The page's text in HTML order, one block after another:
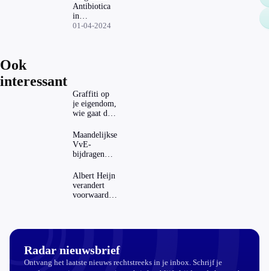
Antibiotica
in
(biologische)
01-04-2024
Ook
interessant
Graffiti op
je eigendom,
wie gaat dat
Maandelijkse
VvE-
bijdragen
dat invloed
op je
hypotheek?
Albert Heijn
verandert
voorwaarden
Radar nieuwsbrief
Ontvang het laatste nieuws rechtstreeks in je inbox. Schrijf je